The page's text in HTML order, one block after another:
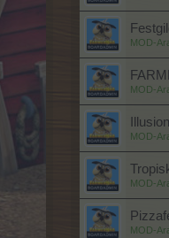
MOD-
MOD-
MOD-
MOD-
MOD-